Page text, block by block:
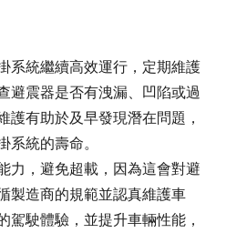
系統繼續高效運行，定期維護
避震器是否有洩漏、凹陷或過
護有助於及早發現潛在問題，
系統的壽命。
力，避免超載，因為這會對避
製造商的規範並認真維護車
駕駛體驗，並提升車輛性能，